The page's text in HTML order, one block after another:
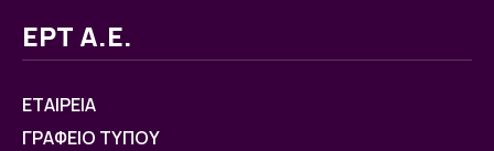
ΕΡΤ Α.Ε.
ΕΤΑΙΡΕΙΑ
ΓΡΑΦΕΙΟ ΤΥΠΟΥ